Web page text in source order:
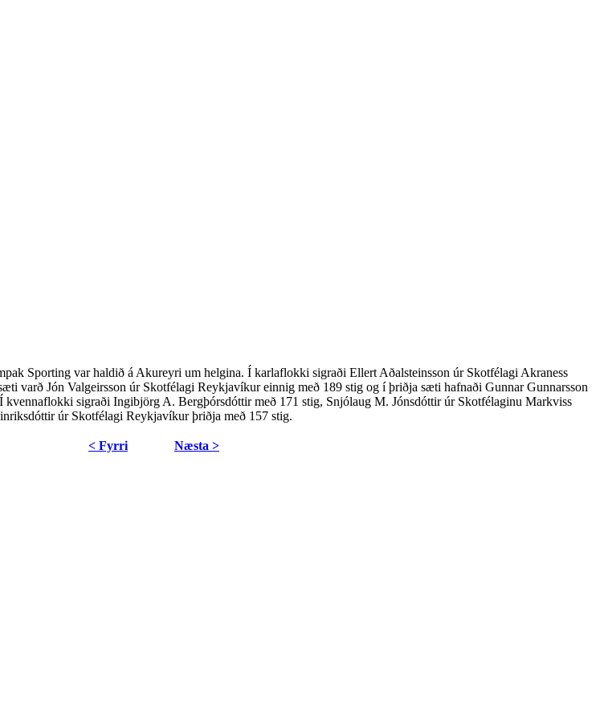
Sporting var haldið á Akureyri um helgina. Í karlaflokki sigraði Ellert Aðalsteinsson úr Skotfélagi Akraness
varð Jón Valgeirsson úr Skotfélagi Reykjavíkur einnig með 189 stig og í þriðja sæti hafnaði Gunnar Gunnarsson
sigraði Ingibjörg A. Bergþórsdóttir með 171 stig, Snjólaug M. Jónsdóttir úr Skotfélaginu Markviss
úr Skotfélagi Reykjavíkur þriðja með 157 stig.
< Fyrri Næsta >